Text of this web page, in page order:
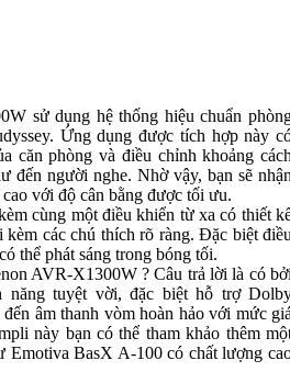
sử dụng hệ thống hiệu chuẩn
Ứng dụng được tích hợp này
căn phòng và điều chỉnh khoảng
đến người nghe. Nhờ vậy, bạn sẽ
với độ cân bằng được tối ưu.
cùng một điều khiển từ xa có thiết
các chú thích rõ ràng. Đặc biệt
thể phát sáng trong bóng tối.
AVR-X1300W ? Câu trả lời là có
năng tuyệt vời, đặc biệt hỗ trợ
âm thanh vòm hoàn hảo với mức
này bạn có thể tham khảo thêm
Emotiva BasX A-100 có chất lượng